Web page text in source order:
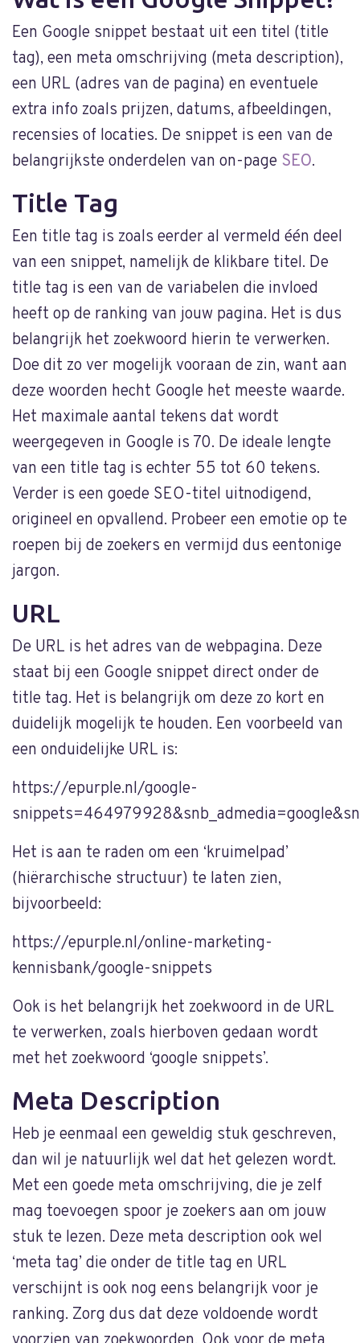
Een Google snippet bestaat uit een titel (title
tag), een meta omschrijving (meta description),
een URL (adres van de pagina) en eventuele
extra info zoals prijzen, datums, afbeeldingen,
recensies of locaties. De snippet is een van de
belangrijkste onderdelen van on-page SEO.
Title Tag
Een title tag is zoals eerder al vermeld één deel
van een snippet, namelijk de klikbare titel. De
title tag is een van de variabelen die invloed
heeft op de ranking van jouw pagina. Het is dus
belangrijk het zoekwoord hierin te verwerken.
Doe dit zo ver mogelijk vooraan de zin, want aan
deze woorden hecht Google het meeste waarde.
Het maximale aantal tekens dat wordt
weergegeven in Google is 70. De ideale lengte
van een title tag is echter 55 tot 60 tekens.
Verder is een goede SEO-titel uitnodigend,
origineel en opvallend. Probeer een emotie op te
roepen bij de zoekers en vermijd dus eentonige
jargon.
URL
De URL is het adres van de webpagina. Deze
staat bij een Google snippet direct onder de
title tag. Het is belangrijk om deze zo kort en
duidelijk mogelijk te houden. Een voorbeeld van
een onduidelijke URL is:
https://epurple.nl/google-
Het is aan te raden om een ‘kruimelpad’
(hiërarchische structuur) te laten zien,
bijvoorbeeld:
https://epurple.nl/online-marketing-
kennisbank/google-snippets
Ook is het belangrijk het zoekwoord in de URL
te verwerken, zoals hierboven gedaan wordt
met het zoekwoord ‘google snippets’.
Meta Description
Heb je eenmaal een geweldig stuk geschreven,
dan wil je natuurlijk wel dat het gelezen wordt.
Met een goede meta omschrijving, die je zelf
mag toevoegen spoor je zoekers aan om jouw
stuk te lezen. Deze meta description ook wel
‘meta tag’ die onder de title tag en URL
verschijnt is ook nog eens belangrijk voor je
ranking. Zorg dus dat deze voldoende wordt